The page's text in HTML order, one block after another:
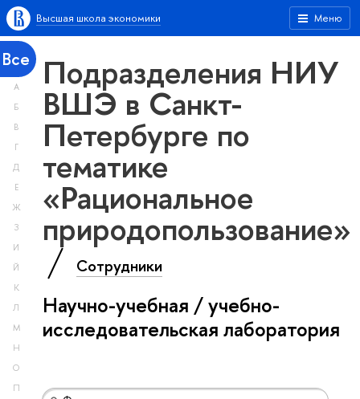
Меню
Высшая школа экономики
Все
А
Б
В
Г
Д
Е
Ж
З
И
Й
К
Л
М
Н
О
П
Подразделения НИУ
ВШЭ в Санкт-
Петербурге по
тематике
«Рациональное
природопользование»
Сотрудники
Научно-учебная / учебно-
исследовательская лаборатория